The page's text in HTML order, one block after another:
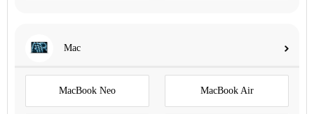
Mac
MacBook Neo MacBook Air